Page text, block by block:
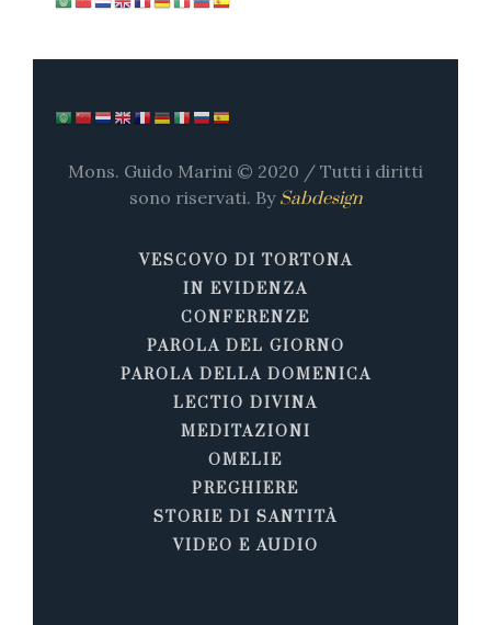
Mons. Guido Marini © 2020 / Tutti i diritti
sono riservati. By Sabdesign
VESCOVO DI TORTONA
IN EVIDENZA
CONFERENZE
PAROLA DEL GIORNO
PAROLA DELLA DOMENICA
LECTIO DIVINA
MEDITAZIONI
OMELIE
PREGHIERE
STORIE DI SANTITÀ
VIDEO E AUDIO